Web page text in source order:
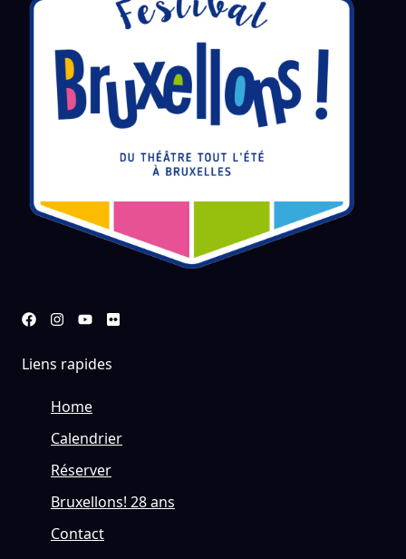
Liens rapides
Home
Calendrier
Réserver
Bruxellons! 28 ans
Contact